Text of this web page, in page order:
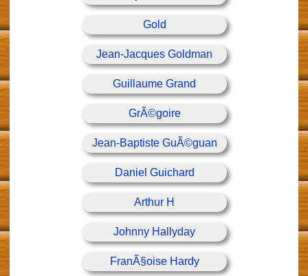
Gold
Jean-Jacques Goldman
Guillaume Grand
GrÃ©goire
Jean-Baptiste GuÃ©guan
Daniel Guichard
Arthur H
Johnny Hallyday
FranÃ§oise Hardy